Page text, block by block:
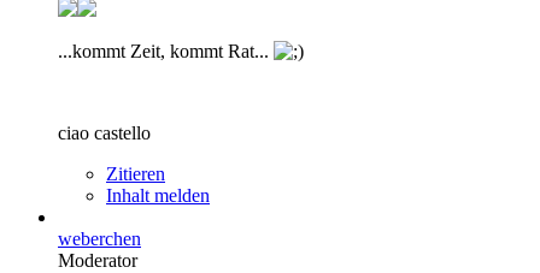
...kommt Zeit, kommt Rat...
ciao castello
Zitieren
Inhalt melden
weberchen
Moderator